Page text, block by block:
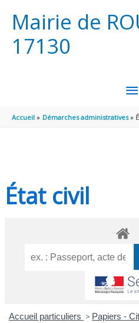
Mairie de
17130
Accueil Démarches administratives
État civil
Accueil particuliers > Papiers -